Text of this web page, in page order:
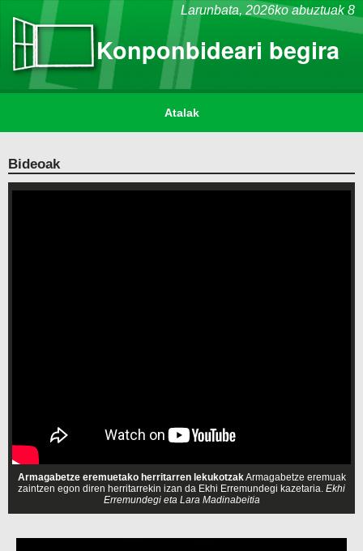
Larunbata, 2026ko abuztuak 8
Konponbideari begira
Atalak
Bideoak
Armagabetze eremuetako herritarren lekukotzakArmagabetze eremuak
zaintzen egon diren herritarrekin izan da Ekhi Erremundegi kazetaria. Ekhi
Erremundegi eta Lara Madinabeitia